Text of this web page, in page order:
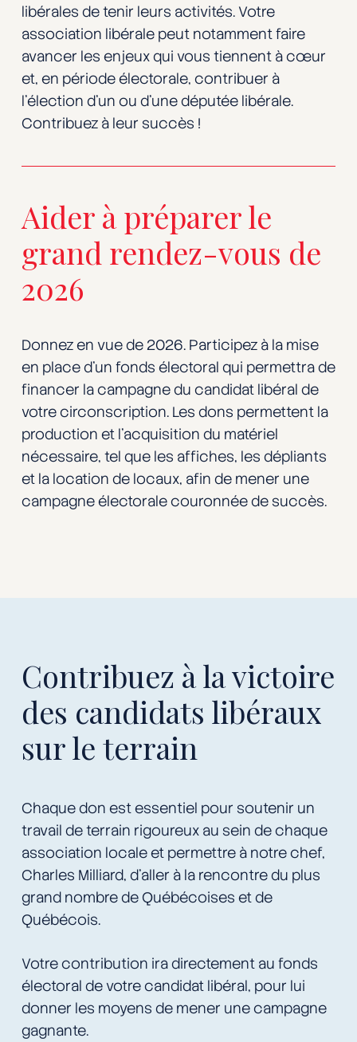
libérales de tenir leurs activités. Votre
association libérale peut notamment faire
avancer les enjeux qui vous tiennent à cœur
et, en période électorale, contribuer à
l’élection d’un ou d’une députée libérale.
Contribuez à leur succès !
Aider à préparer le
grand rendez-vous de
2026
Donnez en vue de 2026. Participez à la mise
en place d’un fonds électoral qui permettra de
financer la campagne du candidat libéral de
votre circonscription. Les dons permettent la
production et l’acquisition du matériel
nécessaire, tel que les affiches, les dépliants
et la location de locaux, afin de mener une
campagne électorale couronnée de succès.
Contribuez à la victoire
des candidats libéraux
sur le terrain
Chaque don est essentiel pour soutenir un
travail de terrain rigoureux au sein de chaque
association locale et permettre à notre chef,
Charles Milliard, d’aller à la rencontre du plus
grand nombre de Québécoises et de
Québécois.
Votre contribution ira directement au fonds
électoral de votre candidat libéral, pour lui
donner les moyens de mener une campagne
gagnante.